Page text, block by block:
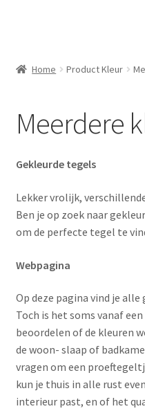
Mozaïekvellen
Contact
Home Product Kleur
Meerdere
Gekleurde tegels
Lekker vrolijk,
Ben je op zoek naar
om de perfecte tegel te
Webpagina
Op deze pagina vind je
Toch is het soms vanaf
beoordelen of de kleuren
de woon- slaap of
vragen om een
kun je thuis in alle rust
interieur past, en of het